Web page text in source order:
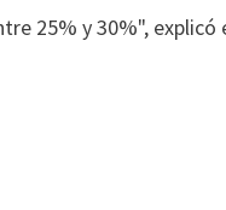
25% y 30%",